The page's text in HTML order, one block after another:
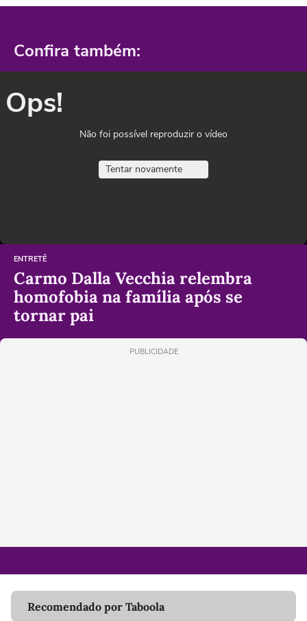
Confira também:
Ops!
Não foi possível reproduzir o vídeo
Tentar novamente
ENTRETÊ
Carmo Dalla Vecchia relembra
homofobia na família após se
tornar pai
PUBLICIDADE
Recomendado por Taboola